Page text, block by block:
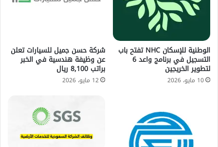
الوطنية للإسكان NHC تفتح باب
التسجيل في برنامج واعد 6
لتطوير الخريجين
10 مايو، 2026
شركة حسن جميل للسيارات تعلن
عن وظيفة هندسية في الخبر
براتب 8,100 ريال
12 مايو، 2026